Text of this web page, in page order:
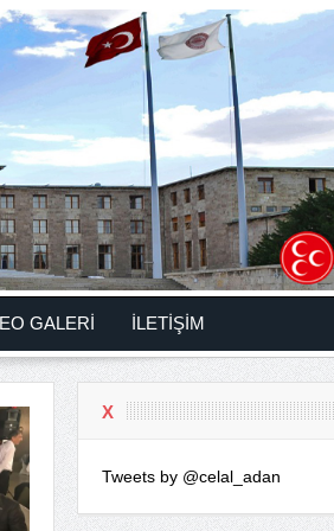
GALERİ İLETİŞİM
X
Tweets by @celal_adan